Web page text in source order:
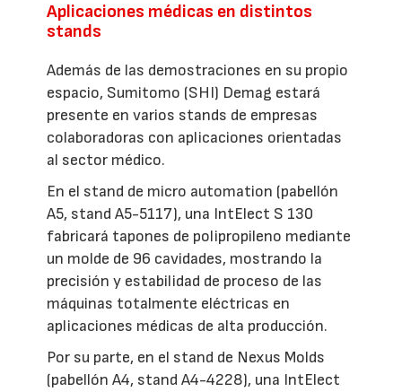
Aplicaciones médicas en distintos
stands
Además de las demostraciones en su propio
espacio, Sumitomo (SHI) Demag estará
presente en varios stands de empresas
colaboradoras con aplicaciones orientadas
al sector médico.
En el stand de micro automation (pabellón
A5, stand A5-5117), una IntElect S 130
fabricará tapones de polipropileno mediante
un molde de 96 cavidades, mostrando la
precisión y estabilidad de proceso de las
máquinas totalmente eléctricas en
aplicaciones médicas de alta producción.
Por su parte, en el stand de Nexus Molds
(pabellón A4, stand A4-4228), una IntElect